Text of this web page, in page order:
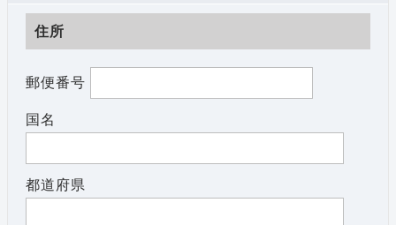
住所
郵便番号
国名
都道府県